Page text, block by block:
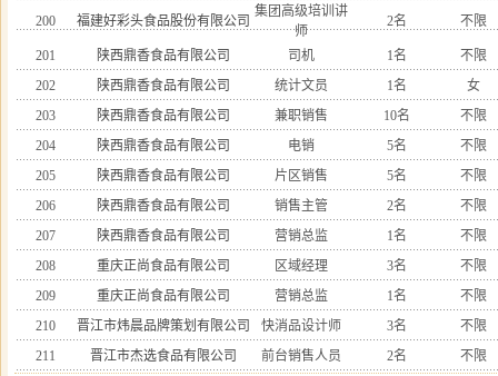
200 福建好彩头食品股份有限公司
集团高级培训讲
师
2名 不限
201 陕西鼎香食品有限公司 司机 1名
不限
202
陕西鼎香食品有限公司 统计文员 1名
女
203
陕西鼎香食品有限公司 兼职销售 10名
不限
204
陕西鼎香食品有限公司 电销 5名
不限
205
陕西鼎香食品有限公司 片区销售 5名
不限
206
陕西鼎香食品有限公司 销售主管 2名
不限
207
陕西鼎香食品有限公司 营销总监 1名
不限
208
重庆正尚食品有限公司 区域经理 3名
不限
209
重庆正尚食品有限公司 营销总监 1名
不限
210
晋江市炜晨品牌策划有限公司 快消品设计师 3名
不限
211
晋江市杰选食品有限公司 前台销售人员 2名 不限